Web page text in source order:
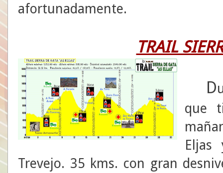
afortunadamente.
TRAIL
D
que
Trevejo. 35 kms. con gran